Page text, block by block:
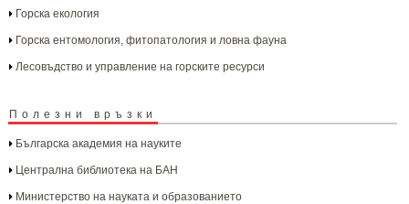
Горска екология
Горска ентомология, фитопатология и ловна фауна
Лесовъдство и управление на горските ресурси
Полезни връзки
Българска aкадемия на науките
Централна библиотека на БАН
Министерство на науката и образованието